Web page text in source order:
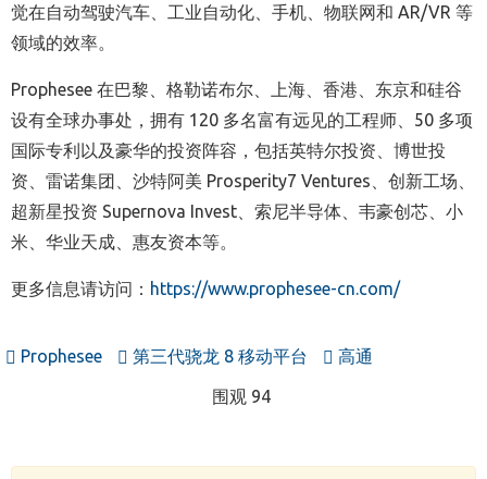
觉在自动驾驶汽车、工业自动化、手机、物联网和 AR/VR 等
领域的效率。
Prophesee 在巴黎、格勒诺布尔、上海、香港、东京和硅谷
设有全球办事处 ，拥有 120 多名富有远见的工程师 50 多项
国际专利以及豪华的投资阵容，包括英特尔投资、博世投
资、雷诺集团、沙特阿美 Prosperity7 Ventures 、创新工场、
超新星投资 Supernova Invest 、索尼半导体、韦豪创芯、小
米、华业天成、惠友资本等。
更多信息请访问： https://www.prophesee-cn.com/
Prophesee 第三代骁龙 8 移动平台 高通
围观 94